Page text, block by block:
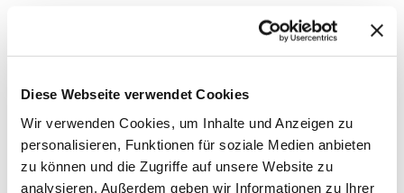
Diese Webseite verwendet Cookies
Wir verwenden Cookies, um Inhalte und Anzeigen zu
personalisieren, Funktionen für soziale Medien anbieten
zu können und die Zugriffe auf unsere Website zu
analysieren. Außerdem geben wir Informationen zu Ihrer
Name*